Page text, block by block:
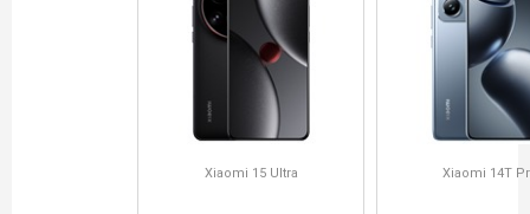
Xiaomi 15 Ultra Xiaomi 14T